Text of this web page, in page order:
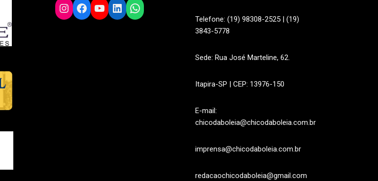
Instagram
Facebook
YouTube
LinkedIn
WhatsApp
Telefone: (19) 98308-2525 | (19)
3843-5778
Sede: Rua José Marteline, 62.
Itapira-SP | CEP: 13976-150
E-mail:
chicodaboleia@chicodaboleia.com.br
imprensa@chicodaboleia.com.br
redacaochicodaboleia@gmail.com